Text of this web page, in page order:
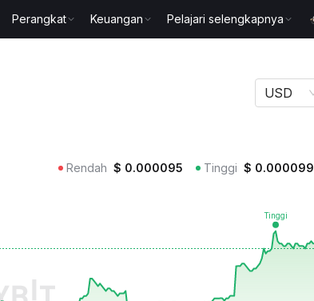
Perangkat Keuangan Pelajari selengkapnya
USD
Rendah $ 0.000095 Tinggi $ 0.000099